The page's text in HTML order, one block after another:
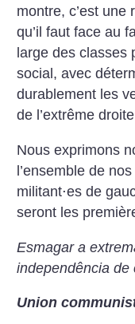
montre, c’est une
qu’il faut face au
large des classes
social, avec
durablement les
de l’extrême
Nous exprimons
l’ensemble de
militant⋅es de
seront les
Esmagar a
independência de
Union